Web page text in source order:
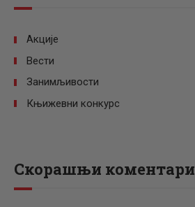
Акције
Вести
Занимљивости
Књижевни конкурс
Скорашњи коментари